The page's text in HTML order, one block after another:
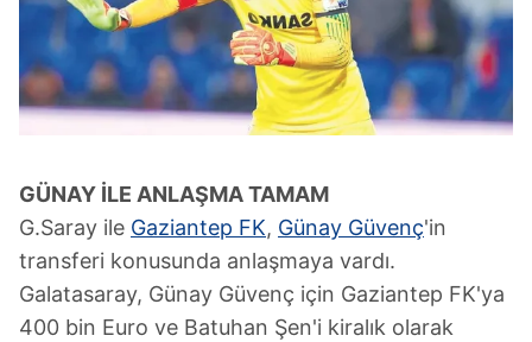
GÜNAY İLE ANLAŞMATAMAM
G.Saray ile Gaziantep FK, Günay Güvenç'in
transferi konusunda anlaşmaya vardı.
Galatasaray, Günay Güvenç için Gaziantep FK'ya
400 bin Euro ve Batuhan Şen'i kiralık olarak